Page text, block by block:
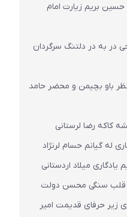
بریم زیارت امام
در به در دلتنگ سرگردان
باو بچیمن و محضر حامد
کاکه رضا لرستانی
له گیانم حسام لرنژاد
یادگاری میلاد اردستانی
قلب سنگی محسن دولت
زیر حرفای قدیمت امیر